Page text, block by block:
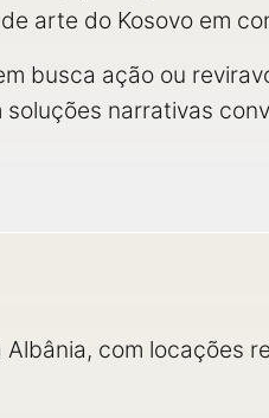
arte do Kosovo em
busca ação ou
narrativas
com locações